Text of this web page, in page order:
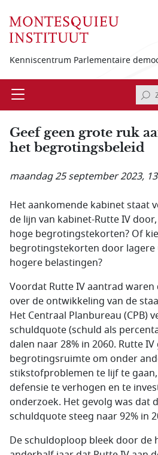
Kenniscentrum Parlementaire
Open
Geef geen grote ruk
het begrotingsbeleid
maandag 25 september 2023,
Het aankomende kabinet staat
de lijn van kabinet-Rutte IV
hoge begrotingstekorten? Of
begrotingstekorten door lagere
hogere belastingen?
Voordat Rutte IV aantrad
over de ontwikkeling van de
Het Centraal Planbureau (CPB)
schuldquote (schuld als
dalen naar 28% in 2060. Rutte
begrotingsruimte om onder
stikstofproblemen te lijf te
defensie te verhogen en te
onderzoek. Het gevolg was dat
schuldquote steeg naar 92% in
De schuldoploop bleek door de